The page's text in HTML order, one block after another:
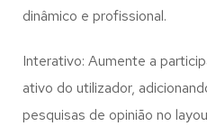
dinâmico e profissional.
Interativo: Aumente a
ativo do utilizador,
pesquisas de opinião no